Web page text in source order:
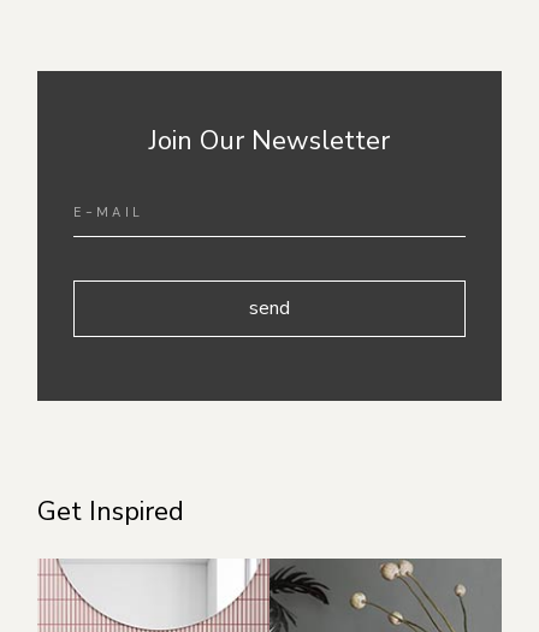
Join Our Newsletter
send
Get Inspired